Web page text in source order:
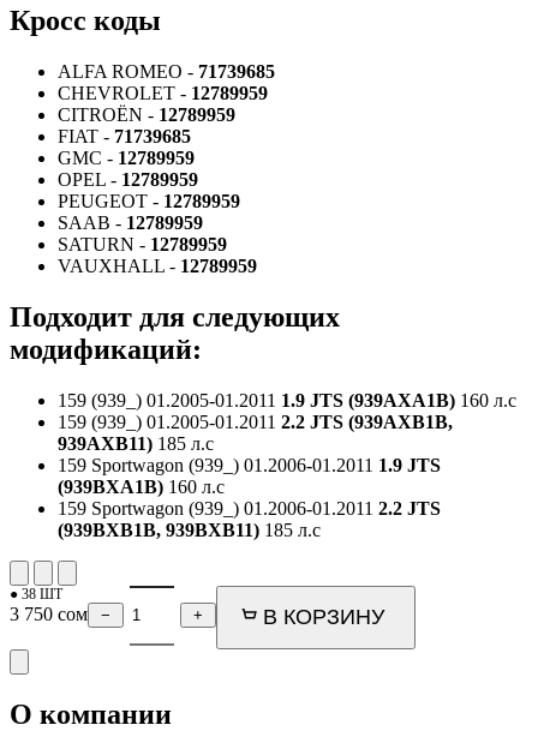
Кросс коды
ALFA ROMEO - 71739685
CHEVROLET - 12789959
CITROËN - 12789959
FIAT - 71739685
GMC - 12789959
OPEL - 12789959
PEUGEOT - 12789959
SAAB - 12789959
SATURN - 12789959
VAUXHALL - 12789959
Подходит для следующих
модификаций:
159 (939_) 01.2005-01.2011 1.9 JTS (939AXA1B) 160 л.с
159 (939_) 01.2005-01.2011 2.2 JTS (939AXB1B,
939AXB11) 185 л.с
159 Sportwagon (939_) 01.2006-01.2011 1.9 JTS
(939BXA1B) 160 л.с
159 Sportwagon (939_) 01.2006-01.2011 2.2 JTS
(939BXB1B, 939BXB11) 185 л.с
● 38 ШТ
3 750 сом − + В КОРЗИНУ
О компании